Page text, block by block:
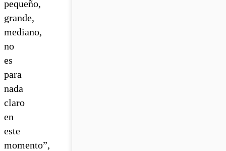
pequeño,
grande,
mediano,
no
es
para
nada
claro
en
este
momento”,